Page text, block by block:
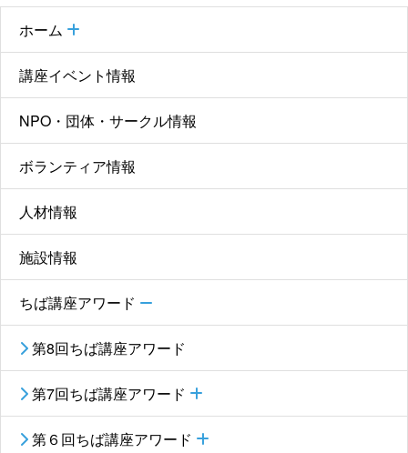
ホーム
講座イベント情報
NPO・団体・サークル情報
ボランティア情報
人材情報
施設情報
ちば講座アワード
第8回ちば講座アワード
第7回ちば講座アワード
第６回ちば講座アワード